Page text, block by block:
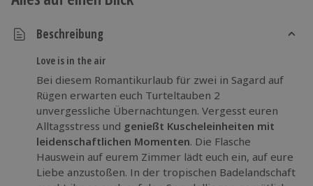
Beschreibung
Love is in the air
Bei diesem Romantikurlaub für zwei in Sagard auf
Rügen erwarten euch Turteltauben 2
unvergessliche Übernachtungen. Vergesst euren
Alltagsstress und genießt Kuscheleinheiten mit
leidenschaftlichen Momenten. Die Flasche
Hauswein auf eurem Zimmer lädt euch ein, auf eure
Liebe anzustoßen. In der tropischen Badelandschaft